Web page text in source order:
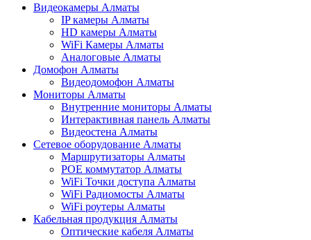
Видеокамеры Алматы
IP камеры Алматы
HD камеры Алматы
WiFi Камеры Алматы
Аналоговые Алматы
Домофон Алматы
Видеодомофон Алматы
Мониторы Алматы
Внутренние мониторы Алматы
Интерактивная панель Алматы
Видеостена Алматы
Сетевое оборудование Алматы
Маршрутизаторы Алматы
POE коммутатор Алматы
WiFi Точки доступа Алматы
WiFi Радиомосты Алматы
WiFi роутеры Алматы
Кабельная продукция Алматы
Оптические кабеля Алматы